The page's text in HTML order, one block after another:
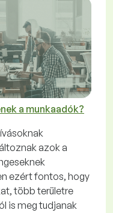
a munkaadók?
azok a
ezért fontos, hogy
több területre
is meg tudjanak